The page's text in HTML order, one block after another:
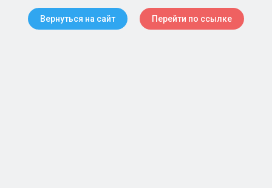
Вернуться на сайт Перейти по ссылке